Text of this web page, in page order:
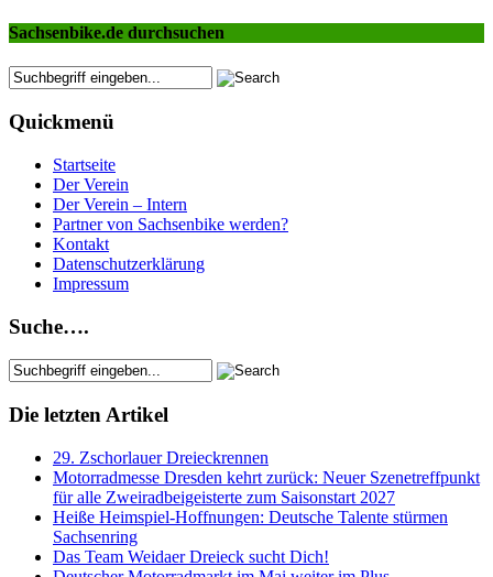
Sachsenbike.de durchsuchen
Quickmenü
Startseite
Der Verein
Der Verein – Intern
Partner von Sachsenbike werden?
Kontakt
Datenschutzerklärung
Impressum
Suche….
Die letzten Artikel
29. Zschorlauer Dreieckrennen
Motorradmesse Dresden kehrt zurück: Neuer Szenetreffpunkt
für alle Zweiradbeigeisterte zum Saisonstart 2027
Heiße Heimspiel-Hoffnungen: Deutsche Talente stürmen
Sachsenring
Das Team Weidaer Dreieck sucht Dich!